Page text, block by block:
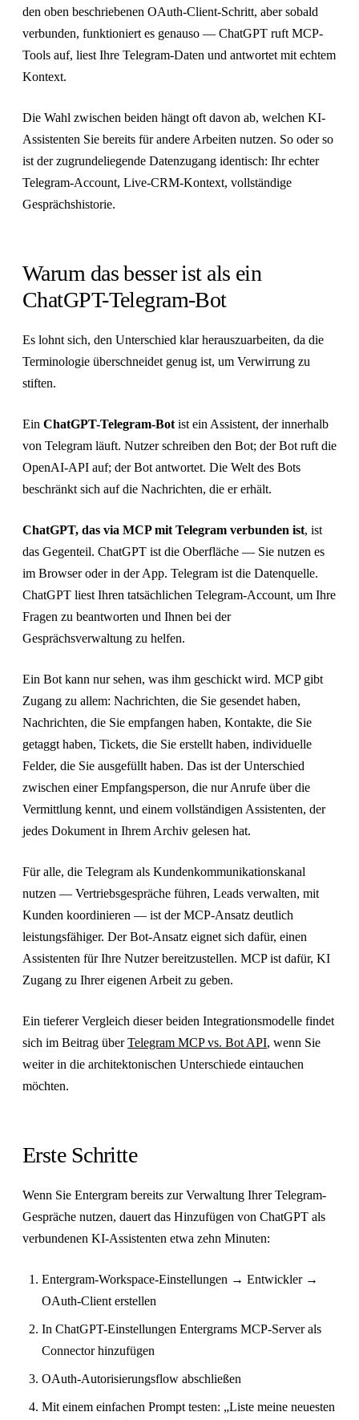
den oben beschriebenen OAuth-Client-Schritt, aber sobald
verbunden, funktioniert es genauso — ChatGPT ruft MCP-
Tools auf, liest Ihre Telegram-Daten und antwortet mit echtem
Kontext.
Die Wahl zwischen beiden hängt oft davon ab, welchen KI-
Assistenten Sie bereits für andere Arbeiten nutzen. So oder so
ist der zugrundeliegende Datenzugang identisch: Ihr echter
Telegram-Account, Live-CRM-Kontext, vollständige
Gesprächshistorie.
Warum das besser ist als ein
ChatGPT-Telegram-Bot
Es lohnt sich, den Unterschied klar herauszuarbeiten, da die
Terminologie überschneidet genug ist, um Verwirrung zu
stiften.
Ein ChatGPT-Telegram-Bot ist ein Assistent, der innerhalb
von Telegram läuft. Nutzer schreiben den Bot; der Bot ruft die
OpenAI-API auf; der Bot antwortet. Die Welt des Bots
beschränkt sich auf die Nachrichten, die er erhält.
ChatGPT, das via MCP mit Telegram verbunden ist, ist
das Gegenteil. ChatGPT ist die Oberfläche — Sie nutzen es
im Browser oder in der App. Telegram ist die Datenquelle.
ChatGPT liest Ihren tatsächlichen Telegram-Account, um Ihre
Fragen zu beantworten und Ihnen bei der
Gesprächsverwaltung zu helfen.
Ein Bot kann nur sehen, was ihm geschickt wird. MCP gibt
Zugang zu allem: Nachrichten, die Sie gesendet haben,
Nachrichten, die Sie empfangen haben, Kontakte, die Sie
getaggt haben, Tickets, die Sie erstellt haben, individuelle
Felder, die Sie ausgefüllt haben. Das ist der Unterschied
zwischen einer Empfangsperson, die nur Anrufe über die
Vermittlung kennt, und einem vollständigen Assistenten, der
jedes Dokument in Ihrem Archiv gelesen hat.
Für alle, die Telegram als Kundenkommunikationskanal
nutzen — Vertriebsgespräche führen, Leads verwalten, mit
Kunden koordinieren — ist der MCP-Ansatz deutlich
leistungsfähiger. Der Bot-Ansatz eignet sich dafür, einen
Assistenten für Ihre Nutzer bereitzustellen. MCP ist dafür, KI
Zugang zu Ihrer eigenen Arbeit zu geben.
Ein tieferer Vergleich dieser beiden Integrationsmodelle findet
sich im Beitrag überTelegram MCP vs. Bot API, wenn Sie
weiter in die architektonischen Unterschiede eintauchen
möchten.
Erste Schritte
Wenn Sie Entergram bereits zur Verwaltung Ihrer Telegram-
Gespräche nutzen, dauert das Hinzufügen von ChatGPT als
verbundenen KI-Assistenten etwa zehn Minuten:
Entergram-Workspace-Einstellungen → Entwickler →
OAuth-Client erstellen
In ChatGPT-Einstellungen Entergrams MCP-Server als
Connector hinzufügen
OAuth-Autorisierungsflow abschließen
Mit einem einfachen Prompt testen: „Liste meine neuesten